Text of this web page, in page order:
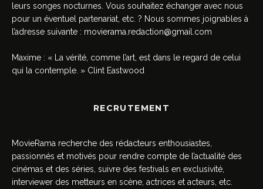
leurs songes nocturnes. Vous souhaitez échanger avec nous
pour un éventuel partenariat, etc. ? Nous sommes joignables à
l’adresse suivante : movierama.redaction@gmail.com
Maxime : « La vérité, comme l’art, est dans le regard de celui
qui la contemple. » Clint Eastwood
RECRUTEMENT
MovieRama recherche des rédacteurs enthousiastes,
passionnés et motivés pour rendre compte de l’actualité des
cinémas et des séries, suivre des festivals en exclusivité,
interviewer des metteurs en scène, actrices et acteurs, etc.